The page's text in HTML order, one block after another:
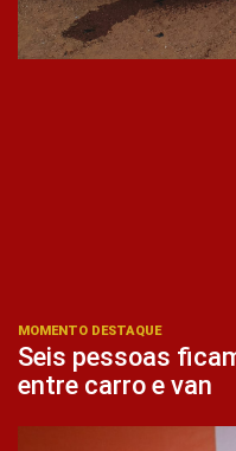
MOMENTO DESTAQUE
Seis pessoas
entre carro e van